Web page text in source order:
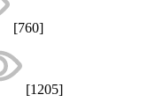
[760]
[1205]